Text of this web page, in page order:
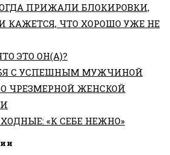
«СЕМЕЙНЫЙ
БЮДЖЕТ»
ПРИЖАЛИ БЛОКИРОВКИ,
КАЖЕТСЯ, ЧТО ХОРОШО УЖЕ НЕ
ЭТО ОН(А)?
С УСПЕШНЫМ МУЖЧИНОЙ
ЧРЕЗМЕРНОЙ ЖЕНСКОЙ
«К СЕБЕ НЕЖНО»